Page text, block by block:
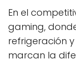
En el
gaming,
refrigeración
marcan la